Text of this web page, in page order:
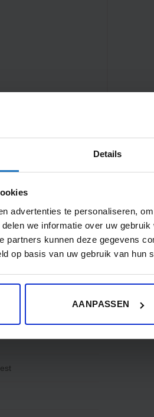
Details
advertenties te personaliseren,
we informatie over uw
partners kunnen deze gegevens
op basis van uw gebruik van hun
AANPASSEN
Oostenrijk
300x120cm